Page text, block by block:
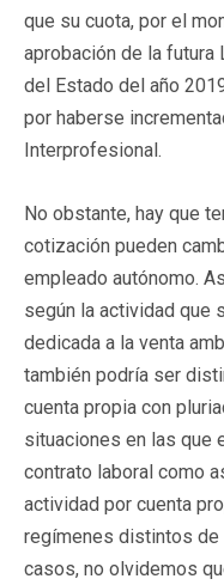
que su cuota, por el
aprobación de la
del Estado del año
por haberse
Interprofesional.
No obstante, hay que
cotización pueden
empleado autónomo.
según la actividad que
dedicada a la venta
también podría ser
cuenta propia con
situaciones en las que
contrato laboral como
actividad por cuenta
regímenes distintos de
casos, no olvidemos